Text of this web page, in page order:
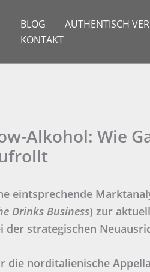
BLOG AUTHENTISCH
KONTAKT
Alkohol: Wie
eintsprechende
Drinks Business) zur
der strategischen
die norditalienische